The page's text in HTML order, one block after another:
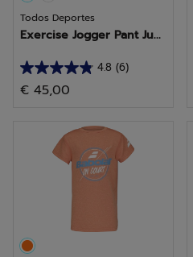
Todos Deportes
Exercise Jogger Pant Ju...
4.8 (6)
4.8
de
estrellas.
€ 45,00